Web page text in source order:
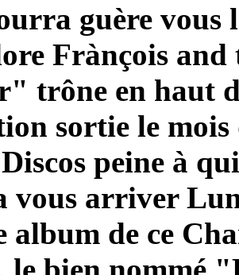
guère vous
Frànçois
trône en haut
sortie le
peine à
vous arriver
album de ce